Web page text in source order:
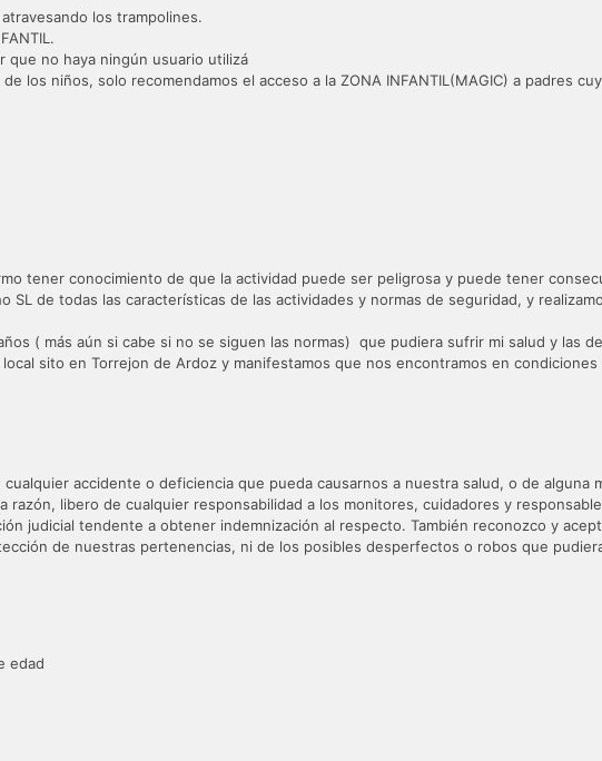
los trampolines.
que no haya ningún usuario utilizá
los niños, solo recomendamos el acceso a la ZONA INFANTIL(MAGIC) a padres
tener conocimiento de que la actividad puede ser peligrosa y puede tener
de todas las características de las actividades y normas de seguridad, y
( más aún si cabe si no se siguen las normas) que pudiera sufrir mi salud y las
sito en Torrejon de Ardoz y manifestamos que nos encontramos en condiciones
accidente o deficiencia que pueda causarnos a nuestra salud, o de alguna
libero de cualquier responsabilidad a los monitores, cuidadores y
judicial tendente a obtener indemnización al respecto. También reconozco y
de nuestras pertenencias, ni de los posibles desperfectos o robos que
edad